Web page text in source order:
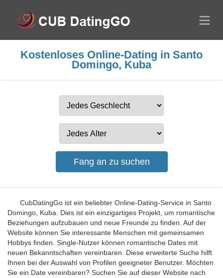
Kostenloses Online-Dating in Santo
Domingo, Kuba
CubDatingGo ist ein beliebter Online-Dating-Service in Santo
Domingo, Kuba. Dies ist ein einzigartiges Projekt, um romantische
Beziehungen aufzubauen und neue Freunde zu finden. Auf der
Website können Sie interessante Menschen mit gemeinsamen
Hobbys finden. Single-Nutzer können romantische Dates mit
neuen Bekanntschaften vereinbaren. Diese erweiterte Suche hilft
Ihnen bei der Auswahl von Profilen geeigneter Benutzer. Möchten
Sie ein Date vereinbaren? Suchen Sie auf dieser Website nach